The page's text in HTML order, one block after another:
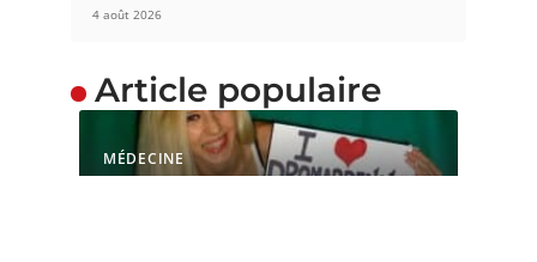
4 août 2026
Article populaire
MÉDECINE